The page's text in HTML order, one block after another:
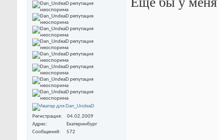
Регистрация
04.02.2009
Адрес
Екатеринбург
Сообщений
572